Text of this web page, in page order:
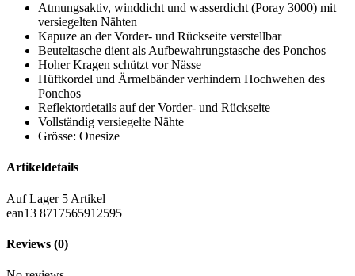
Atmungsaktiv, winddicht und wasserdicht (Poray 3000) mit
versiegelten Nähten
Kapuze an der Vorder- und Rückseite verstellbar
Beuteltasche dient als Aufbewahrungstasche des Ponchos
Hoher Kragen schützt vor Nässe
Hüftkordel und Ärmelbänder verhindern Hochwehen des
Ponchos
Reflektordetails auf der Vorder- und Rückseite
Vollständig versiegelte Nähte
Grösse: Onesize
Artikeldetails
Auf Lager 5 Artikel
ean13 8717565912595
Reviews (0)